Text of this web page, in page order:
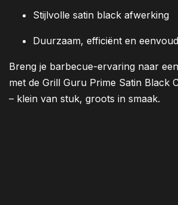
Stijlvolle satin black afwerking
Duurzaam, efficiënt en
Breng je barbecue-ervaring naar
met de Grill Guru Prime Satin Black
– klein van stuk, groots in smaak.